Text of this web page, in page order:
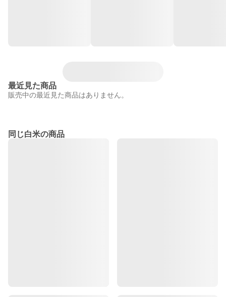
最近見た商品
販売中の最近見た商品はありません。
同じ白米の商品